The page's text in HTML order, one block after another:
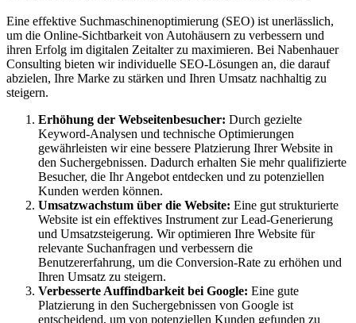
Eine effektive Suchmaschinenoptimierung (SEO) ist unerlässlich,
um die Online-Sichtbarkeit von Autohäusern zu verbessern und
ihren Erfolg im digitalen Zeitalter zu maximieren. Bei Nabenhauer
Consulting bieten wir individuelle SEO-Lösungen an, die darauf
abzielen, Ihre Marke zu stärken und Ihren Umsatz nachhaltig zu
steigern.
Erhöhung der Webseitenbesucher: Durch gezielte
Keyword-Analysen und technische Optimierungen
gewährleisten wir eine bessere Platzierung Ihrer Website in
den Suchergebnissen. Dadurch erhalten Sie mehr qualifizierte
Besucher, die Ihr Angebot entdecken und zu potenziellen
Kunden werden können.
Umsatzwachstum über die Website: Eine gut strukturierte
Website ist ein effektives Instrument zur Lead-Generierung
und Umsatzsteigerung. Wir optimieren Ihre Website für
relevante Suchanfragen und verbessern die
Benutzererfahrung, um die Conversion-Rate zu erhöhen und
Ihren Umsatz zu steigern.
Verbesserte Auffindbarkeit bei Google: Eine gute
Platzierung in den Suchergebnissen von Google ist
entscheidend, um von potenziellen Kunden gefunden zu